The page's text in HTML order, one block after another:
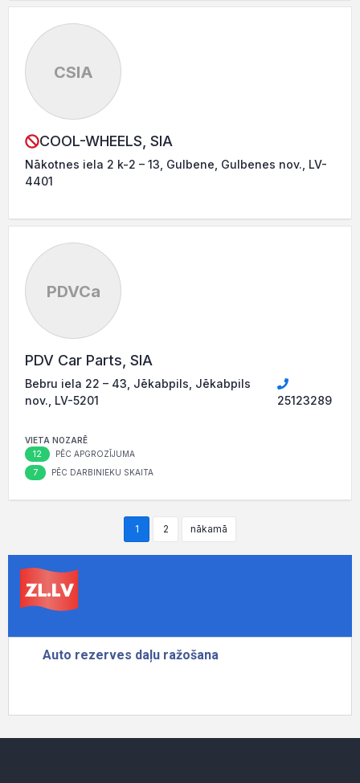
CSIA
COOL-WHEELS, SIA
Nākotnes iela 2 k-2 – 13, Gulbene, Gulbenes nov., LV-
4401
PDVCa
PDV Car Parts, SIA
Bebru iela 22 – 43, Jēkabpils, Jēkabpils
nov., LV-5201
25123289
VIETA NOZARĒ
12 PĒC APGROZĪJUMA
7 PĒC DARBINIEKU SKAITA
1 2 nākamā